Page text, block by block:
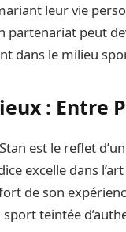
leur vie
peut
dans le milieu
: Entre
est le reflet
excelle dans
de son
teintée